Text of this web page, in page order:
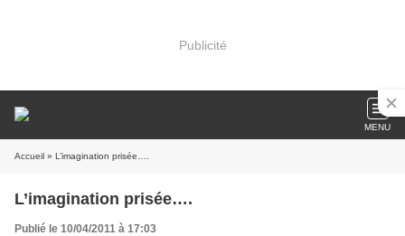
Publicité
MENU
Accueil » L’imagination prisée….
L’imagination prisée….
Publié le 10/04/2011 à 17:03